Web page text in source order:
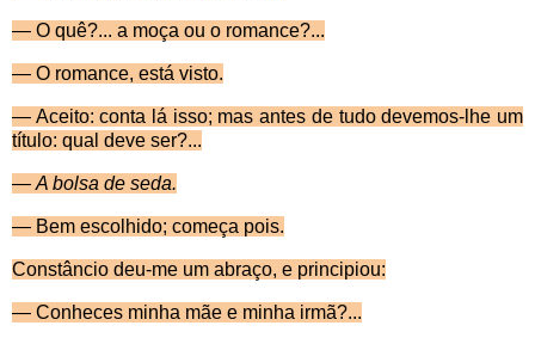
— O quê?... a moça ou o romance?...
— O romance, está visto.
— Aceito: conta lá isso; mas antes de tudo devemos-lhe um
título: qual deve ser?...
— A bolsa de seda.
— Bem escolhido; começa pois.
Constâncio deu-me um abraço, e principiou:
— Conheces minha mãe e minha irmã?...